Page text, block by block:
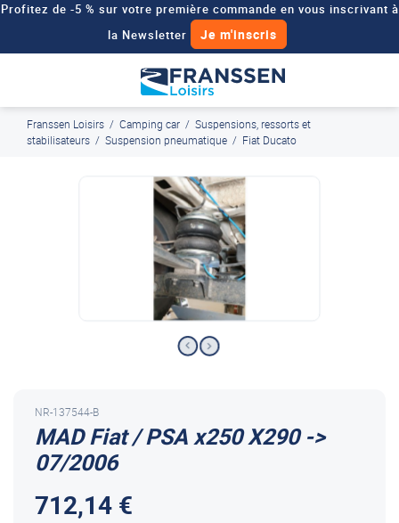
Profitez de -5 % sur votre première commande en vous inscrivant à
la Newsletter
Je m'inscris
Demander un devis
Paiement en ligne sécurisé, en 4x par Paypal J'en profite
Franssen Loisirs / Camping car / Suspensions, ressorts et
stabilisateurs / Suspension pneumatique / Fiat Ducato
MAD Fiat / PSA x250 X290 ->
07/2006
NR-137544-B
712,14 €